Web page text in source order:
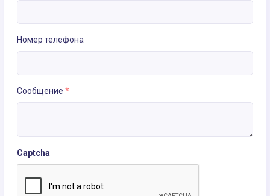
Номер телефона
Сообщение *
Captcha